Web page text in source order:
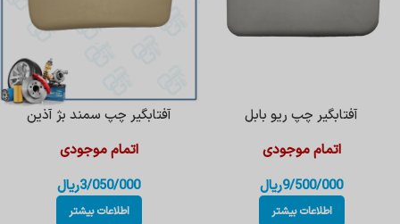
آفتابگیر چپ ریو بابل
اتمام موجودی
9/500/000ریال
اطلاعات بیشتر
آفتابگیر چپ سمند بژ آذین
اتمام موجودی
3/050/000ریال
اطلاعات بیشتر